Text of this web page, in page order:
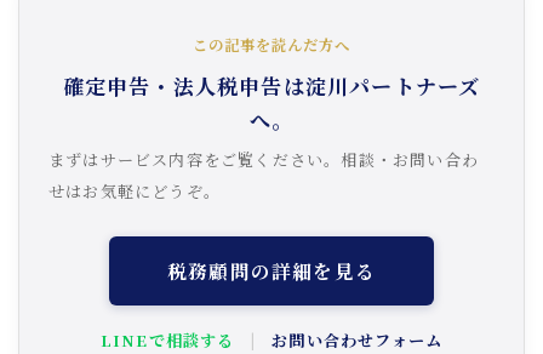
この記事を読んだ方へ
確定申告・法人税申告は淀川パートナーズ
へ。
まずはサービス内容をご覧ください。相談・お問い合わ
せはお気軽にどうぞ。
税務顧問の詳細を見る
LINEで相談する お問い合わせフォーム